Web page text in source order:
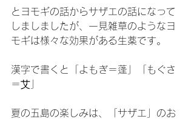
とヨモギの話からサザエの話になって
しましましたが、一見雑草のようなヨ
モギは様々な効果がある生薬です。
漢字で書くと「よもぎ＝蓬」「もぐさ
＝艾」
夏の五島の楽しみは、「サザエ」のお